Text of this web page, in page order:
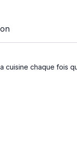
chaque fois